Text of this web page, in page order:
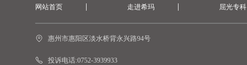
网站首页 走进希玛 屈光专科
惠州市惠阳区淡水桥背永兴路94号
投诉电话:0752-3939933